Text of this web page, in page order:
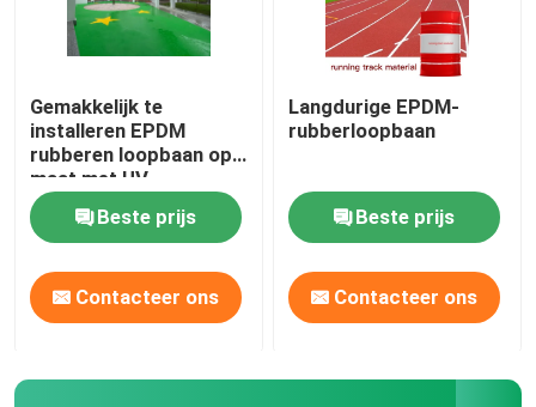
Pvc-Sporten het Vloeren
Gymnastiek Rubbermat
hybride loopbaan
Sport Rode klei
Gemakkelijk te
installeren EPDM
rubberen loopbaan op
maat met UV-
flexibiliteit
Beste prijs
Contacteer ons
Langdurige EPDM-
rubberloopbaan
Beste prijs
Contacteer ons